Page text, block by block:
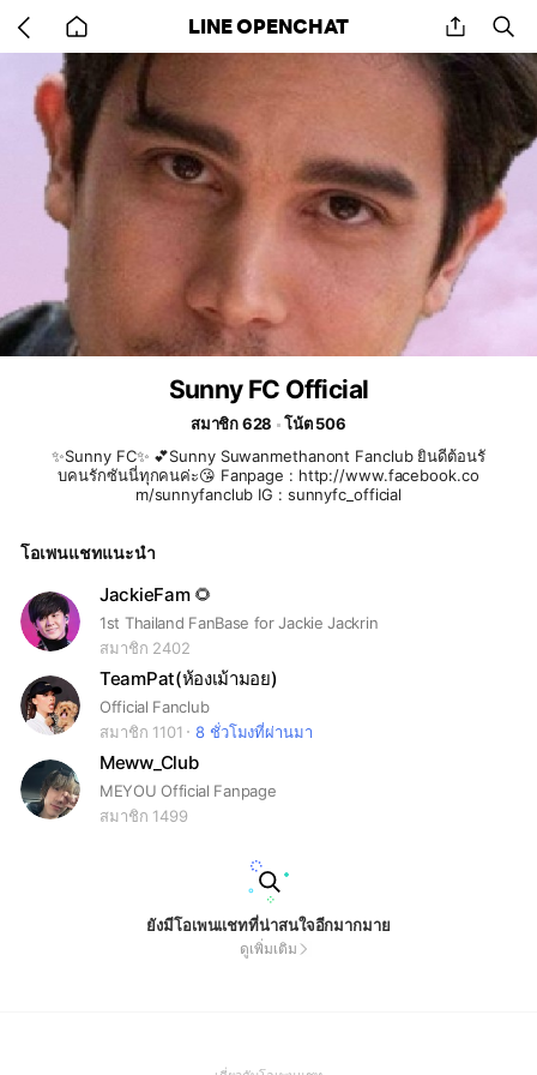
back
to
home
LINE OPENCHAT share
Sunny FC Official
สมาชิก 628
โน้ต 506
✨Sunny FC✨ 💕Sunny Suwanmethanont Fanclub ยินดีต้อนรั
บคนรักซันนี่ทุกคนค่ะ😘 Fanpage : http://www.facebook.co
m/sunnyfanclub IG : sunnyfc_official
โอเพนแชทแนะนำ
JackieFam 🌻
1st Thailand FanBase for Jackie Jackrin
สมาชิก 2402
TeamPat(ห้องเม้ามอย)
Official Fanclub
สมาชิก 1101
8 ชั่วโมงที่ผ่านมา
Meww_Club
MEYOU Official Fanpage
สมาชิก 1499
ยังมีโอเพนแชทที่น่าสนใจอีกมากมาย
ดูเพิ่มเติม